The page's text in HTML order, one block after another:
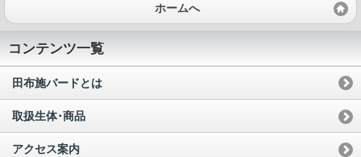
ホームへ
コンテンツ一覧
田布施バードとは
取扱生体･商品
アクセス案内